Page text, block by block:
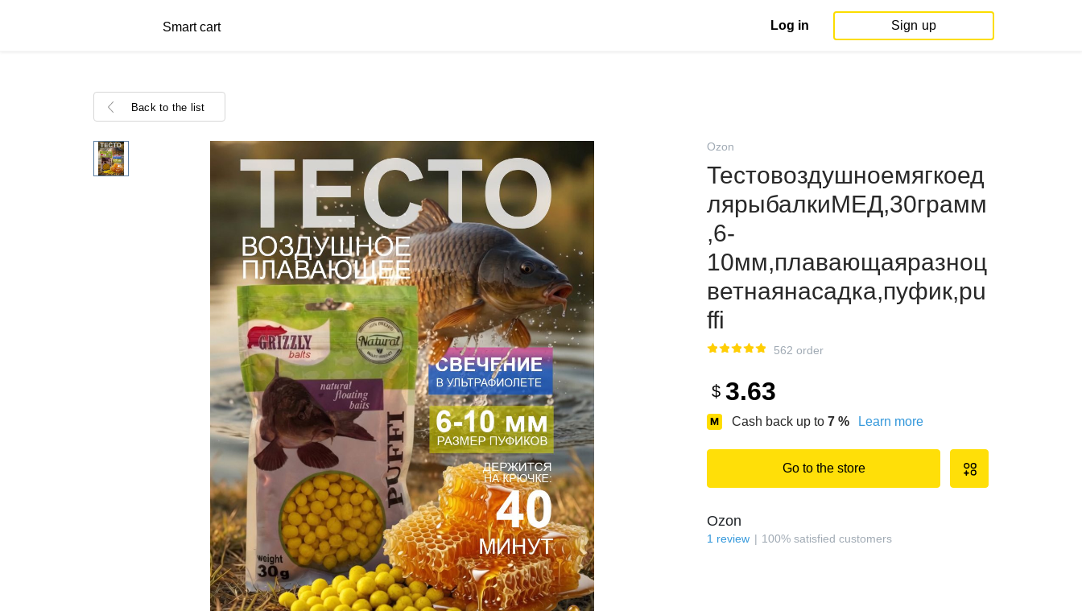
Smart cart Log in Sign up
Back to the list
Ozon
Тестовоздушноемягкоед
лярыбалкиМЕД,30грамм
,6-
10мм,плавающаяразноц
ветнаянасадка,пуфик,pu
ffi
562 order
$ 3.63
Cash back up to 7 % Learn more
Go to the store
Ozon
1 review 100% satisfied customers